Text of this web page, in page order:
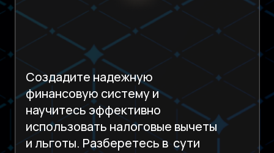
ЭФИРЫ И
СОПРОВОЖДЕНИЕ
Регулярное обновление
контента под запрос участников
Практические эфиры с аналитиками
Средне и долгосрочный фокус
рисков и сценариев